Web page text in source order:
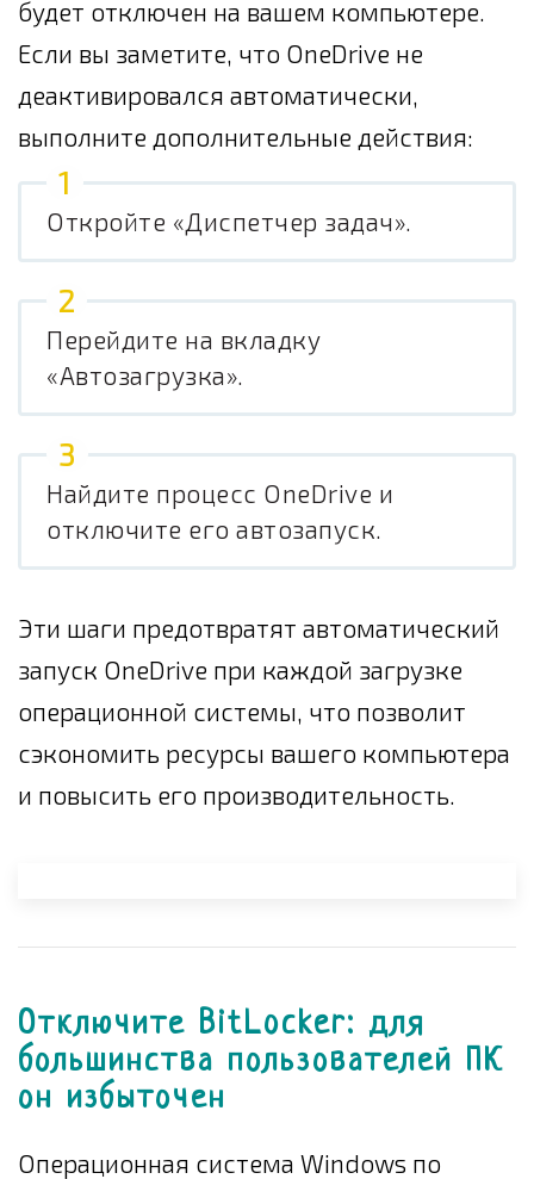
будет отключен на вашем компьютере.
Если вы заметите, что OneDrive не
деактивировался автоматически,
выполните дополнительные действия:
Откройте «Диспетчер задач».
Перейдите на вкладку
«Автозагрузка».
Найдите процесс OneDrive и
отключите его автозапуск.
Эти шаги предотвратят автоматический
запуск OneDrive при каждой загрузке
операционной системы, что позволит
сэкономить ресурсы вашего компьютера
и повысить его производительность.
Отключите BitLocker: для
большинства пользователей ПК
он избыточен
Операционная система Windows по